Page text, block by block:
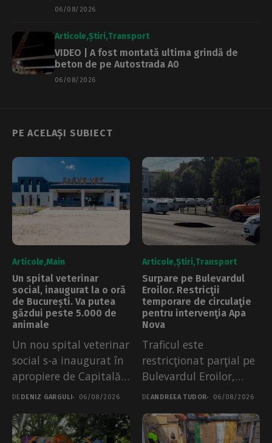
06/08/2026
Articole Știri Transport
VIDEO | A fost montată ultima grindă de
beton de pe Autostrada A0
06/08/2026
PE ACELAȘI SUBIECT
Articole Main
Un spital veterinar
social, inaugurat la o oră
de București. Va putea
găzdui peste 5.000 de
animale
Un nou spital veterinar
social s-a inaugurat în
apropiere de Capitală,
de...
DE DENIZ GARGULI 06/08/2026
Articole Știri Transport
Surpare pe Bulevardul
Eroilor. Restricţii
temporare de circulaţie
pentru intervenţia Apa
Nova
Traficul este
restricţionat parţial pe
Bulevardul Eroilor,
după o surpare a
DEANDREEA TUDOR 06/08/2026